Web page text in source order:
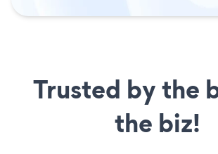
Trusted by the
the biz!